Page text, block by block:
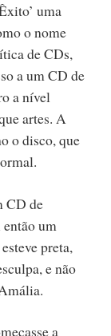
uma
o nome
de CDs,
a um CD de
a nível
artes. A
o disco, que
CD de
um
preta,
e não
a